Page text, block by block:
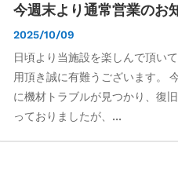
今週末より通常営業のお
2025/10/09
日頃より当施設を楽しんで頂い
用頂き誠に有難うございます。
に機材トラブルが見つかり、復
っておりましたが、...